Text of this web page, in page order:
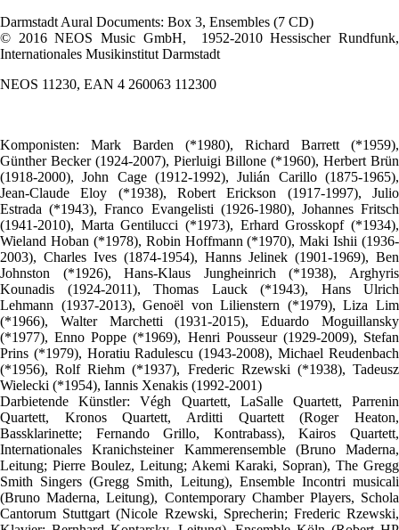
Darmstadt Aural Documents: Box 3, Ensembles (7 CD)
© 2016 NEOS Music GmbH, 1952-2010 Hessischer Rundfunk,
Internationales Musikinstitut Darmstadt
NEOS 11230, EAN 4 260063 112300
Komponisten: Mark Barden (*1980), Richard Barrett (*1959),
Günther Becker (1924-2007), Pierluigi Billone (*1960), Herbert Brün
(1918-2000), John Cage (1912-1992), Julián Carillo (1875-1965),
Jean-Claude Eloy (*1938), Robert Erickson (1917-1997), Julio
Estrada (*1943), Franco Evangelisti (1926-1980), Johannes Fritsch
(1941-2010), Marta Gentilucci (*1973), Erhard Grosskopf (*1934),
Wieland Hoban (*1978), Robin Hoffmann (*1970), Maki Ishii (1936-
2003), Charles Ives (1874-1954), Hanns Jelinek (1901-1969), Ben
Johnston (*1926), Hans-Klaus Jungheinrich (*1938), Arghyris
Kounadis (1924-2011), Thomas Lauck (*1943), Hans Ulrich
Lehmann (1937-2013), Genoël von Lilienstern (*1979), Liza Lim
(*1966), Walter Marchetti (1931-2015), Eduardo Moguillansky
(*1977), Enno Poppe (*1969), Henri Pousseur (1929-2009), Stefan
Prins (*1979), Horatiu Radulescu (1943-2008), Michael Reudenbach
(*1956), Rolf Riehm (*1937), Frederic Rzewski (*1938), Tadeusz
Wielecki (*1954), Iannis Xenakis (1992-2001)
Darbietende Künstler: Végh Quartett, LaSalle Quartett, Parrenin
Quartett, Kronos Quartett, Arditti Quartett (Roger Heaton,
Bassklarinette; Fernando Grillo, Kontrabass), Kairos Quartett,
Internationales Kranichsteiner Kammerensemble (Bruno Maderna,
Leitung; Pierre Boulez, Leitung; Akemi Karaki, Sopran), The Gregg
Smith Singers (Gregg Smith, Leitung), Ensemble Incontri musicali
(Bruno Maderna, Leitung), Contemporary Chamber Players, Schola
Cantorum Stuttgart (Nicole Rzewski, Sprecherin; Frederic Rzewski,